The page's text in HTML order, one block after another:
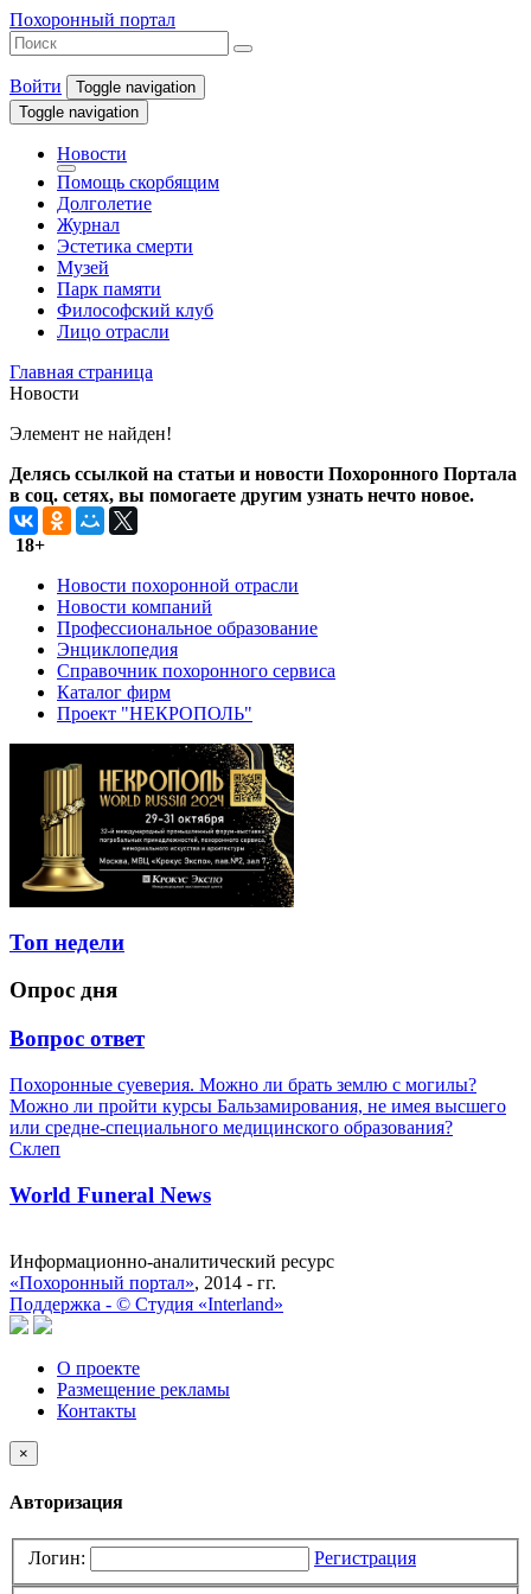
Похоронный портал
Войти
Toggle navigation
Toggle navigation
Новости
Помощь скорбящим
Долголетие
Журнал
Эстетика смерти
Музей
Парк памяти
Философский клуб
Лицо отрасли
Главная страница
Новости
Элемент не найден!
Делясь ссылкой на статьи и новости Похоронного Портала
в соц. сетях, вы помогаете другим узнать нечто новое.
18+
Новости похоронной отрасли
Новости компаний
Профессиональное образование
Энциклопедия
Справочник похоронного сервиса
Каталог фирм
Проект "НЕКРОПОЛЬ"
Топ недели
Опрос дня
Вопрос ответ
Похоронные суеверия. Можно ли брать землю с могилы?
Можно ли пройти курсы Бальзамирования, не имея высшего
или средне-специального медицинского образования?
Склеп
World Funeral News
Информационно-аналитический ресурс
«Похоронный портал», 2014 - гг.
Поддержка - © Cтудия «Interland»
О проекте
Размещение рекламы
Контакты
×
Авторизация
Логин: Регистрация